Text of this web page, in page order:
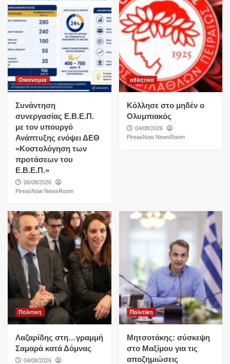
Οικονομια
Συνάντηση
συνεργασίας Ε.Β.Ε.Π.
με τον υπουργό
Ανάπτυξης ενόψει ΔΕΘ
«Κοστολόγηση των
προτάσεων του
Ε.Β.Ε.Π.»
06/08/2026
PireasNow NewsRoom
αθλητικα
Κόλλησε στο μηδέν ο
Ολυμπιακός
04/08/2026
PireasNow NewsRoom
Πολιτικη
Λαζαρίδης στη…γραμμή
Σαμαρά κατά Δόμνας
04/08/2026
Πολιτικη
Μητσοτάκης: σύσκεψη
στο Μαξίμου για τις
αποζημιώσεις